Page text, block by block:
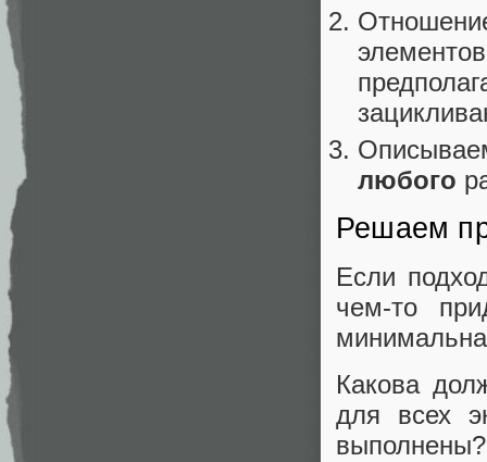
любого
Решаем
Если
чем-то
Какова
для всех
выполнены?